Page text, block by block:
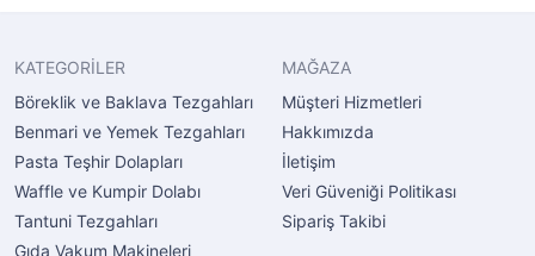
KATEGORİLER
Böreklik ve Baklava Tezgahları
Benmari ve Yemek Tezgahları
Pasta Teşhir Dolapları
Waffle ve Kumpir Dolabı
Tantuni Tezgahları
Gıda Vakum Makineleri
MAĞAZA
Müşteri Hizmetleri
Hakkımızda
İletişim
Veri Güveniği Politikası
Sipariş Takibi